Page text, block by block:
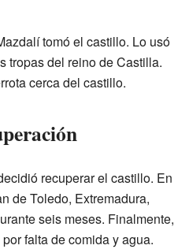
tomó el castillo. Lo usó
tropas del reino de Castilla.
cerca del castillo.
recuperar el castillo. En
de Toledo, Extremadura,
seis meses. Finalmente,
falta de comida y agua.